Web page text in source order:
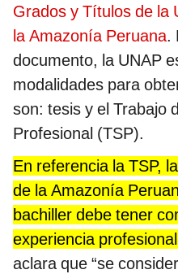
Grados y Títulos de la
la Amazonía Peruana.
documento, la UNAP
modalidades para
son: tesis y el Trabajo
Profesional (TSP).
En referencia la TSP,
de la Amazonía
bachiller debe tener
experiencia
aclara que “se